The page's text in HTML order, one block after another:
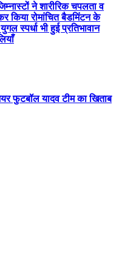
ने शारीरिक चपलता व
किया रोमांचित बैडमिंटन के
स्पर्धा भी हुई प्रतिभावान
फुटबॉल यादव टीम का खिताब